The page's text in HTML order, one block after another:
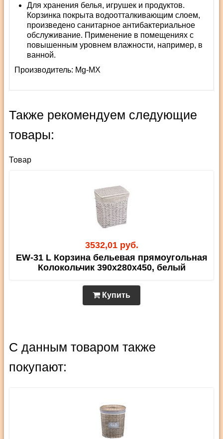
Для хранения белья, игрушек и продуктов.
Корзинка покрыта водоотталкивающим слоем,
произведено санитарное антибактериальное
обслуживание. Применение в помещениях с
повышенным уровнем влажности, например, в
ванной.
Производитель: Mg-MX
Также рекомендуем следующие
товары:
Товар
3532,01 руб.
EW-31 L Корзина бельевая прямоугольная
Колокольчик 390х280х450, белый
Купить
С данным товаром также
покупают: